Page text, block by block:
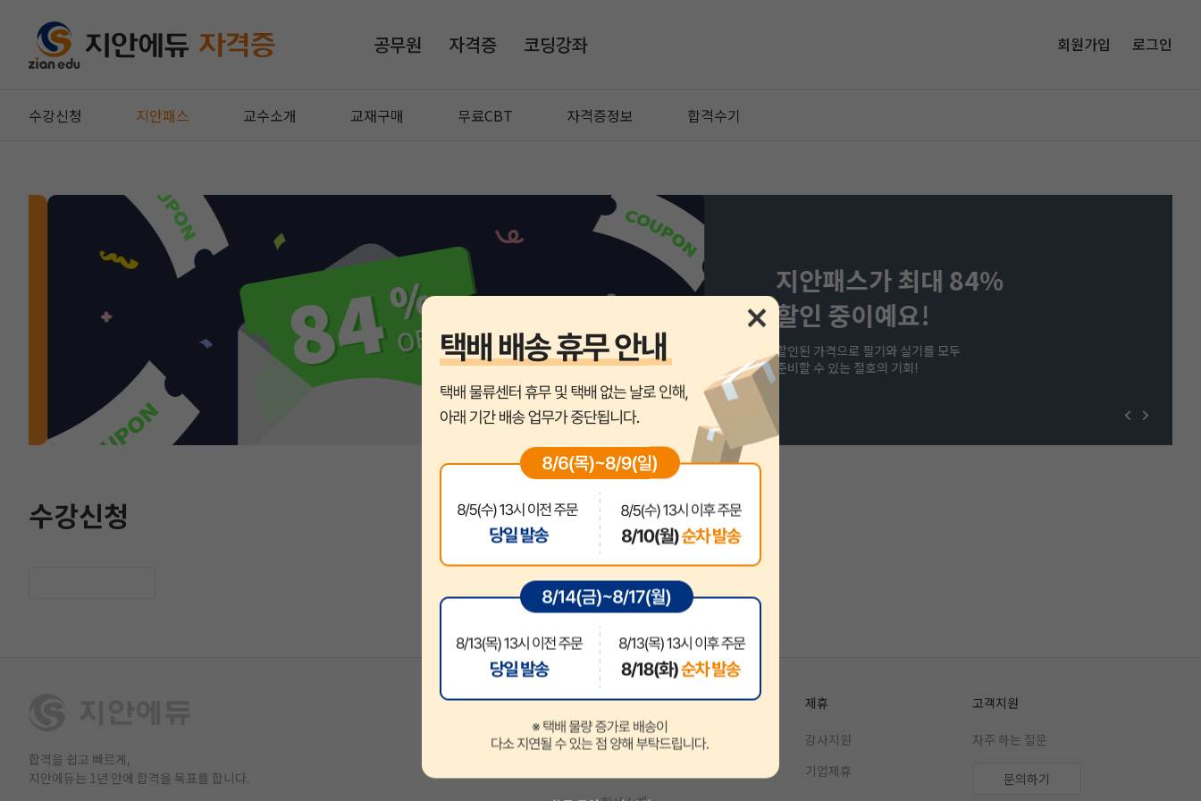
공무원 자격증 코딩강좌 회원가입 로그인
수강신청 지안패스 교수소개 교재구매 무료CBT 자격증정보 합격수기
지안패스가 최대 84%
할인 중이예요!
할인된 가격으로 필기와 실기를 모두
준비할 수 있는 절호의 기회!
수강신청
합격을 쉽고 빠르게,
지안에듀는 1년 안에 합격을 목표를 합니다.
지안에듀
지안에듀 공무원
제휴
강사지원
기업제휴
고객지원
자주 하는 질문
문의하기